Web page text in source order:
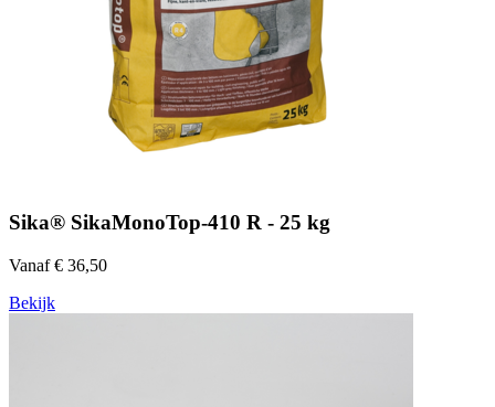
Sika® SikaMonoTop-410 R - 25 kg
Vanaf € 36,50
Bekijk